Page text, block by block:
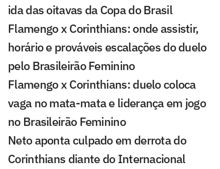
ida das oitavas da Copa do Brasil
Flamengo x Corinthians: onde assistir,
horário e prováveis escalações do duelo
pelo Brasileirão Feminino
Flamengo x Corinthians: duelo coloca
vaga no mata-mata e liderança em jogo
no Brasileirão Feminino
Neto aponta culpado em derrota do
Corinthians diante do Internacional